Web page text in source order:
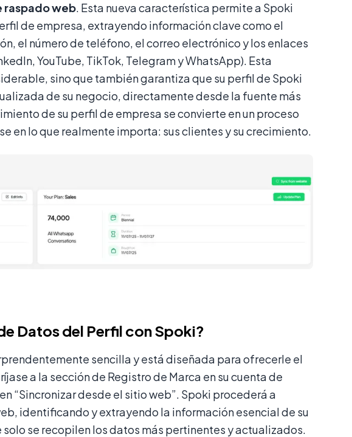
raspado web. Esta nueva característica permite a Spoki
de empresa, extrayendo información clave como el
el número de teléfono, el correo electrónico y los enlaces
YouTube, TikTok, Telegram y WhatsApp). Esta
sino que también garantiza que su perfil de Spoki
de su negocio, directamente desde la fuente más
de su perfil de empresa se convierte en un proceso
en lo que realmente importa: sus clientes y su crecimiento.
Datos del Perfil con Spoki?
sencilla y está diseñada para ofrecerle el
a la sección de Registro de Marca en su cuenta de
“Sincronizar desde el sitio web”. Spoki procederá a
identificando y extrayendo la información esencial de su
se recopilen los datos más pertinentes y actualizados.